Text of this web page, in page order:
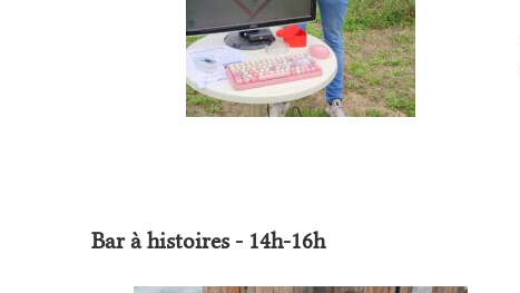
Bar à histoires - 14h-16h